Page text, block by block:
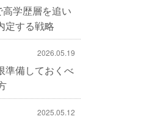
学歴層を追い
定する戦略
2026.05.19
準備しておくべ
2025.05.12